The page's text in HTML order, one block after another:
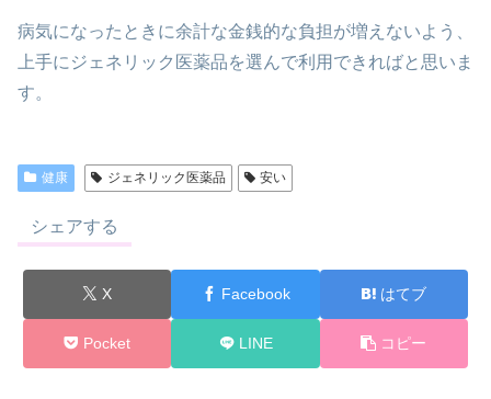
病気になったときに余計な金銭的な負担が増えないよう、
上手にジェネリック医薬品を選んで利用できればと思いま
す。
健康 ジェネリック医薬品 安い
シェアする
X Facebook はてブ
Pocket LINE コピー